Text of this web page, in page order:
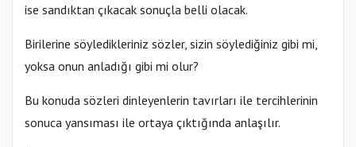
ise sandıktan çıkacak sonuçla belli olacak.
Birilerine söyledikleriniz sözler, sizin söylediğiniz gibi mi,
yoksa onun anladığı gibi mi olur?
Bu konuda sözleri dinleyenlerin tavırları ile tercihlerinin
sonuca yansıması ile ortaya çıktığında anlaşılır.